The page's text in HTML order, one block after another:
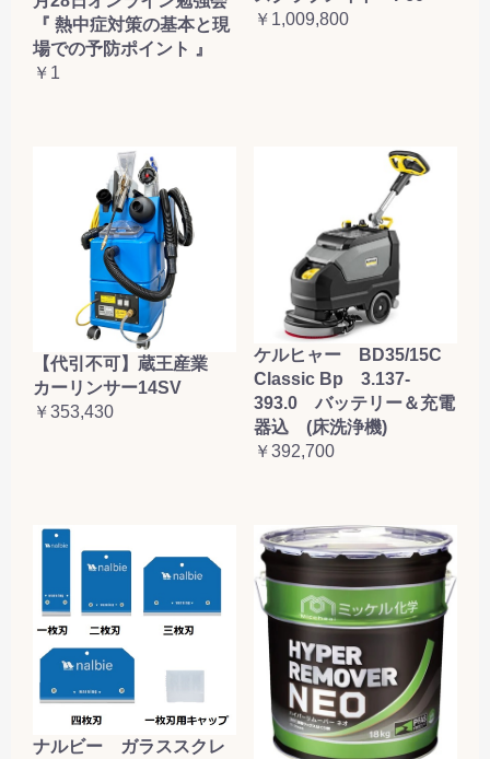
『 熱中症対策の基本と現
場での予防ポイント 』
￥1
￥1,009,800
【代引不可】蔵王産業
カーリンサー14SV
￥353,430
ケルヒャー BD35/15C
Classic Bp 3.137-
393.0 バッテリー＆充電
器込 (床洗浄機)
￥392,700
ナルビー ガラススクレ